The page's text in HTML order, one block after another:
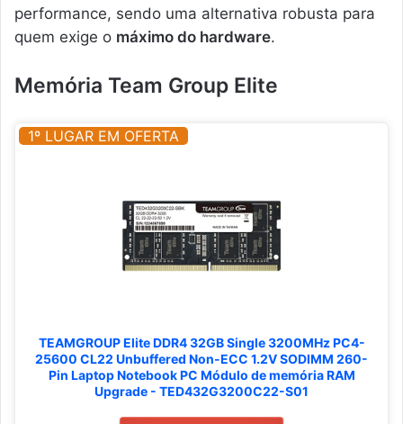
performance, sendo uma alternativa robusta para
quem exige o máximo do hardware.
Memória Team Group Elite
1º LUGAR EM OFERTA
TEAMGROUP Elite DDR4 32GB Single 3200MHz PC4-
25600 CL22 Unbuffered Non-ECC 1.2V SODIMM 260-
Pin Laptop Notebook PC Módulo de memória RAM
Upgrade - TED432G3200C22-S01